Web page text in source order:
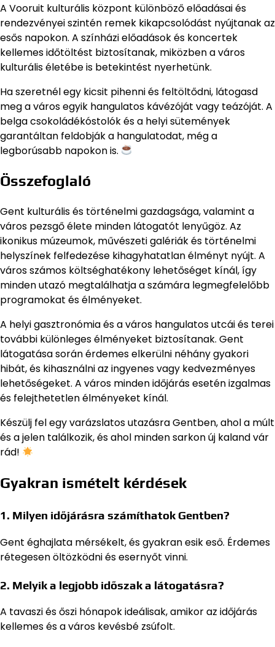
A Vooruit kulturális központ különböző előadásai és
rendezvényei szintén remek kikapcsolódást nyújtanak az
esős napokon. A színházi előadások és koncertek
kellemes időtöltést biztosítanak, miközben a város
kulturális életébe is betekintést nyerhetünk.
Ha szeretnél egy kicsit pihenni és feltöltődni, látogasd
meg a város egyik hangulatos kávézóját vagy teázóját. A
belga csokoládékóstolók és a helyi sütemények
garantáltan feldobják a hangulatodat, még a
legborúsabb napokon is.
Összefoglaló
Gent kulturális és történelmi gazdagsága, valamint a
város pezsgő élete minden látogatót lenyűgöz. Az
ikonikus múzeumok, művészeti galériák és történelmi
helyszínek felfedezése kihagyhatatlan élményt nyújt. A
város számos költséghatékony lehetőséget kínál, így
minden utazó megtalálhatja a számára legmegfelelőbb
programokat és élményeket.
A helyi gasztronómia és a város hangulatos utcái és terei
további különleges élményeket biztosítanak. Gent
látogatása során érdemes elkerülni néhány gyakori
hibát, és kihasználni az ingyenes vagy kedvezményes
lehetőségeket. A város minden időjárás esetén izgalmas
és felejthetetlen élményeket kínál.
Készülj fel egy varázslatos utazásra Gentben, ahol a múlt
és a jelen találkozik, és ahol minden sarkon új kaland vár
rád!
Gyakran ismételt kérdések
1. Milyen időjárásra számíthatok Gentben?
Gent éghajlata mérsékelt, és gyakran esik eső. Érdemes
rétegesen öltözködni és esernyőt vinni.
2. Melyik a legjobb időszak a látogatásra?
A tavaszi és őszi hónapok ideálisak, amikor az időjárás
kellemes és a város kevésbé zsúfolt.